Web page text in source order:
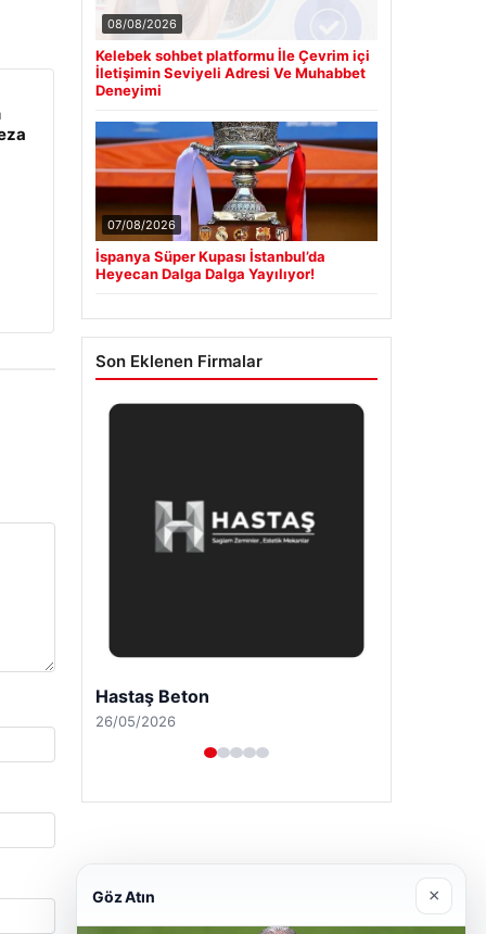
08/08/2026
Kelebek sohbet platformu İle Çevrim içi
İletişimin Seviyeli Adresi Ve Muhabbet
Deneyimi
07/08/2026
İspanya Süper Kupası İstanbul’da
Heyecan Dalga Dalga Yayılıyor!
Son Eklenen Firmalar
Enes Kaplan Avukatlık Bürosu
28/04/2026
Göz Atın ×